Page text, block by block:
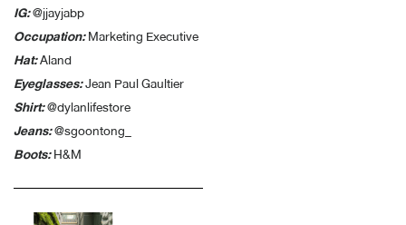
IG:@jjayjabp
Occupation:Marketing Executive
Hat:Aland
Eyeglasses:Jean Paul Gaultier
Shirt:@dylanlifestore
Jeans:@sgoontong_
Boots:H&M